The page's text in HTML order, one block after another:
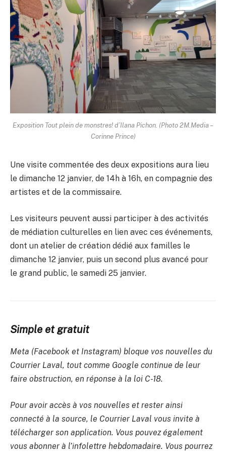
Exposition Tout plein de monstres! d’Ilana Pichon. (Photo 2M.Media –
Corinne Prince)
Une visite commentée des deux expositions aura lieu
le dimanche 12 janvier, de 14h à 16h, en compagnie des
artistes et de la commissaire.
Les visiteurs peuvent aussi participer à des activités
de médiation culturelles en lien avec ces événements,
dont un atelier de création dédié aux familles le
dimanche 12 janvier, puis un second plus avancé pour
le grand public, le samedi 25 janvier.
Simple et gratuit
Meta (Facebook et Instagram) bloque vos nouvelles du
Courrier Laval, tout comme Google continue de leur
faire obstruction, en réponse à la loi C-18.
Pour avoir accès à vos nouvelles et rester ainsi
connecté à la source, le Courrier Laval vous invite à
télécharger son application. Vous pouvez également
vous abonner à l’infolettre hebdomadaire. Vous pourrez